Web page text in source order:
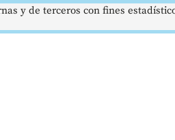
y de terceros con fines